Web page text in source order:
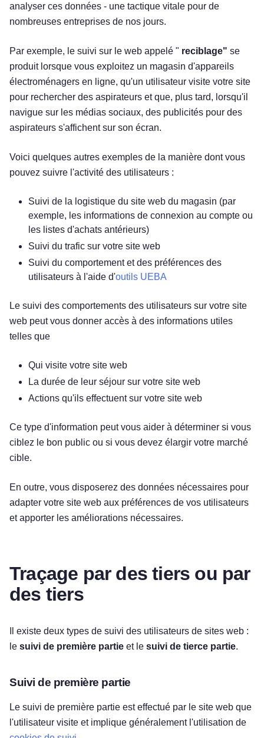
analyser ces données - une tactique vitale pour de
nombreuses entreprises de nos jours.
Par exemple, le suivi sur le web appelé " reciblage" se
produit lorsque vous exploitez un magasin d'appareils
électroménagers en ligne, qu'un utilisateur visite votre site
pour rechercher des aspirateurs et que, plus tard, lorsqu'il
navigue sur les médias sociaux, des publicités pour des
aspirateurs s'affichent sur son écran.
Voici quelques autres exemples de la manière dont vous
pouvez suivre l'activité des utilisateurs :
Suivi de la logistique du site web du magasin (par
exemple, les informations de connexion au compte ou
les listes d'achats antérieurs)
Suivi du trafic sur votre site web
Suivi du comportement et des préférences des
utilisateurs à l'aide d'outils UEBA
Le suivi des comportements des utilisateurs sur votre site
web peut vous donner accès à des informations utiles
telles que
Qui visite votre site web
La durée de leur séjour sur votre site web
Actions qu'ils effectuent sur votre site web
Ce type d'information peut vous aider à déterminer si vous
ciblez le bon public ou si vous devez élargir votre marché
cible.
En outre, vous disposerez des données nécessaires pour
adapter votre site web aux préférences de vos utilisateurs
et apporter les améliorations nécessaires.
Traçage par des tiers ou par
des tiers
Il existe deux types de suivi des utilisateurs de sites web :
le suivi de première partie et le suivi de tierce partie.
Suivi de première partie
Le suivi de première partie est effectué par le site web que
l'utilisateur visite et implique généralement l'utilisation de